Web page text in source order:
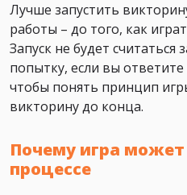
Лучше запустить
работы – до того, как
Запуск не будет считаться
попытку, если вы
чтобы понять принцип
викторину до конца.
Почему игра может
процессе